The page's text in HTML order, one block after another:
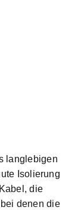
langlebigen
Isolierung
die
denen die